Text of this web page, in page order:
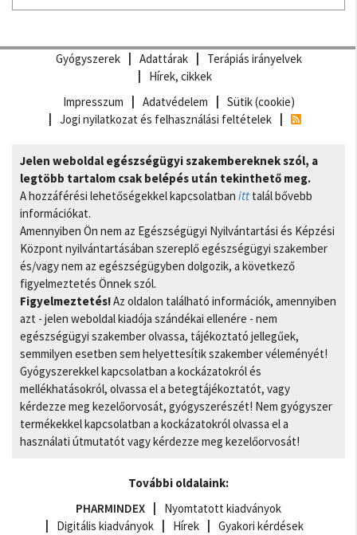
Gyógyszerek Adattárak
Terápiás irányelvek
Hírek, cikkek
Impresszum
Adatvédelem
Sütik (cookie)
Jogi nyilatkozat és felhasználási feltételek
Jelen weboldal egészségügyi szakembereknek szól, a
legtöbb tartalom csak belépés után tekinthető meg.
A hozzáférési lehetőségekkel kapcsolatban itt talál bővebb
információkat.
Amennyiben Ön nem az Egészségügyi Nyilvántartási és Képzési
Központ nyilvántartásában szereplő egészségügyi szakember
és/vagy nem az egészségügyben dolgozik, a következő
figyelmeztetés Önnek szól.
Figyelmeztetés!Az oldalon található információk, amennyiben
azt - jelen weboldal kiadója szándékai ellenére - nem
egészségügyi szakember olvassa, tájékoztató jellegűek,
semmilyen esetben sem helyettesítik szakember véleményét!
Gyógyszerekkel kapcsolatban a kockázatokról és
mellékhatásokról, olvassa el a betegtájékoztatót, vagy
kérdezze meg kezelőorvosát, gyógyszerészét! Nem gyógyszer
termékekkel kapcsolatban a kockázatokról olvassa el a
használati útmutatót vagy kérdezze meg kezelőorvosát!
További oldalaink:
PHARMINDEX
Nyomtatott kiadványok
Digitális kiadványok
Hírek Gyakori kérdések